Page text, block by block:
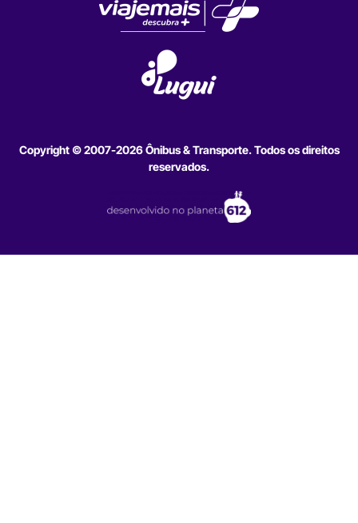
Copyright © 2007-2026 Ônibus & Transporte. Todos os direitos
reservados.